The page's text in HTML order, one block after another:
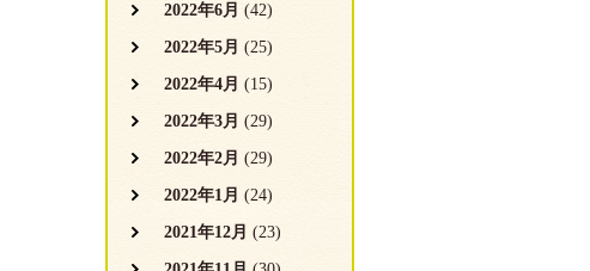
2022年6月 (42)
2022年5月 (25)
2022年4月 (15)
2022年3月 (29)
2022年2月 (29)
2022年1月 (24)
2021年12月 (23)